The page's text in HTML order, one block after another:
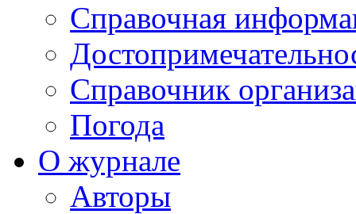
Справочная
Справочник
Погода
О журнале
Авторы